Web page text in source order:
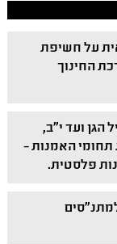
על חשיפת
החינוך
הגן ועד י"ב,
האמנות –
פלסטית.